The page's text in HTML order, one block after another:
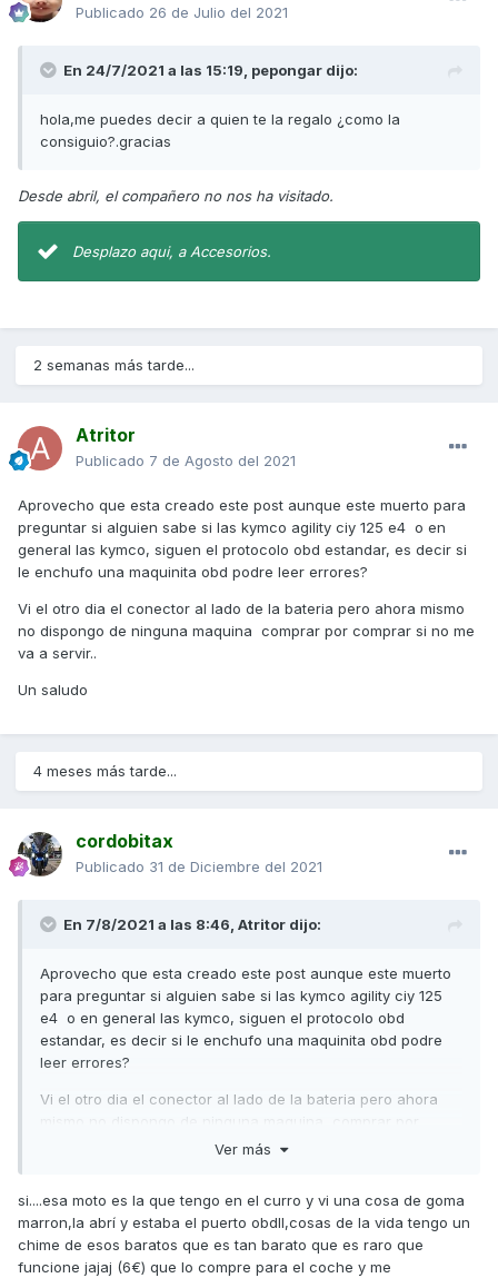
Publicado 26 de Julio del 2021
En 24/7/2021 a las 15:19, pepongar dijo:
hola,me puedes decir a quien te la regalo ¿como la
consiguio?.gracias
Desde abril, el compañero no nos ha visitado.
Desplazo aqui, a Accesorios.
2 semanas más tarde...
Atritor
Publicado 7 de Agosto del 2021
Aprovecho que esta creado este post aunque este muerto para
preguntar si alguien sabe si las kymco agility ciy 125 e4 o en
general las kymco, siguen el protocolo obd estandar, es decir si
le enchufo una maquinita obd podre leer errores?
Vi el otro dia el conector al lado de la bateria pero ahora mismo
no dispongo de ninguna maquina comprar por comprar si no me
va a servir..
Un saludo
4 meses más tarde...
cordobitax
Publicado 31 de Diciembre del 2021
En 7/8/2021 a las 8:46, Atritor dijo:
Aprovecho que esta creado este post aunque este muerto
para preguntar si alguien sabe si las kymco agility ciy 125
e4 o en general las kymco, siguen el protocolo obd
estandar, es decir si le enchufo una maquinita obd podre
leer errores?
Vi el otro dia el conector al lado de la bateria pero ahora
mismo no dispongo de ninguna maquina comprar por
comprar si no me va a servir..
Ver más
si....esa moto es la que tengo en el curro y vi una cosa de goma
marron,la abrí y estaba el puerto obdII,cosas de la vida tengo un
chime de esos baratos que es tan barato que es raro que
funcione jajaj (6€) que lo compre para el coche y me